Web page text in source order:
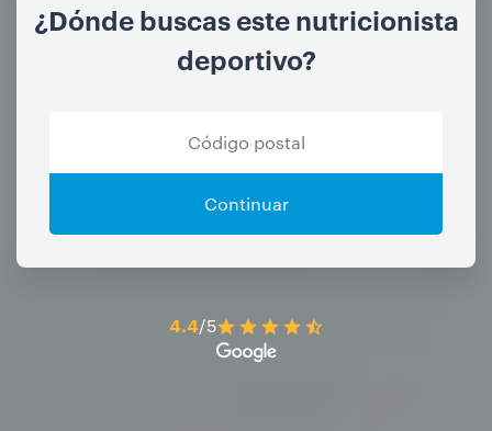
¿Dónde buscas este nutricionista
deportivo?
Continuar
4.4/5